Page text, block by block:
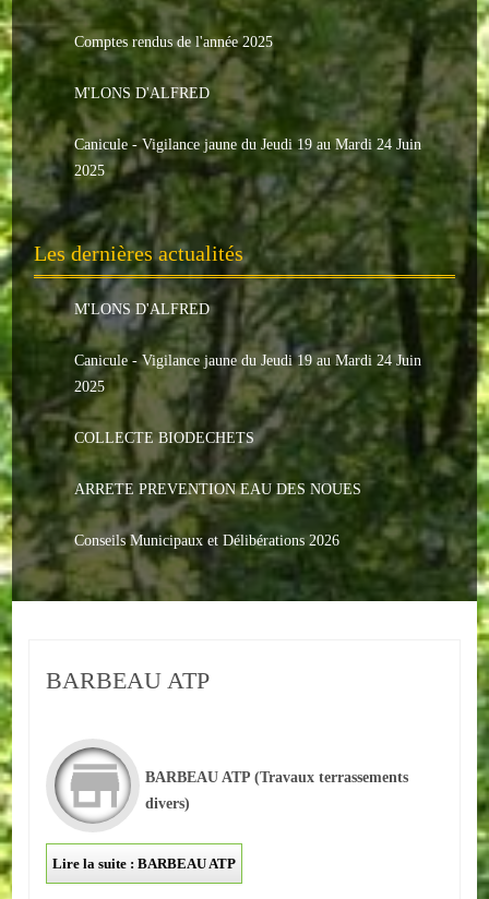
Le conseil municipal
Les élus
Les commissions
Les comptes rendus
Le personnel communal
L'Echo de Nuaillé
Tarifs et locations
Galeries photos
INDISPENSABLES
Nouveaux arrivants
Le PACS
Voter
Bientôt 16 ans
Urbanisme
Santé
Social
Culturel
Comptes rendus de l'année 2025
M'LONS D'ALFRED
Canicule - Vigilance jaune du Jeudi 19 au Mardi 24 Juin
2025
Les dernières actualités
M'LONS D'ALFRED
Canicule - Vigilance jaune du Jeudi 19 au Mardi 24 Juin
2025
COLLECTE BIODECHETS
ARRETE PREVENTION EAU DES NOUES
Conseils Municipaux et Délibérations 2026
BARBEAU ATP
BARBEAU ATP (Travaux terrassements
divers)
Lire la suite : BARBEAU ATP